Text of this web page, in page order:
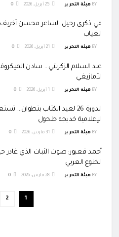
BY هيئة التحرير
في ذكرى رحيل الشاعر محسن أخريف:
الغياب
BY هيئة التحرير
عبد السلام الزكريتي… سادن
الأمازيغي
BY هيئة التحرير
الدورة 26 لعيد الكتاب بتطوان…
الإعلامية خديجة حلحول
BY هيئة التحرير
أحمد قعبور: صوت الثبات الذي غادر
الخنوع العربي
BY هيئة التحرير
1
2